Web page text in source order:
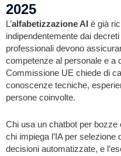
2025
L’alfabetizzazione AI è già
indipendentemente dai
professionali devono
competenze al personale e a
Commissione UE chiede di
conoscenze tecniche,
persone coinvolte.
Chi usa un chatbot per
chi impiega l’IA per
decisioni automatizzate, e